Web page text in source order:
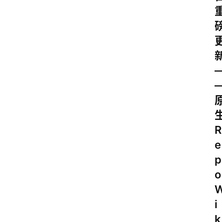
R
e
p
o
i
k